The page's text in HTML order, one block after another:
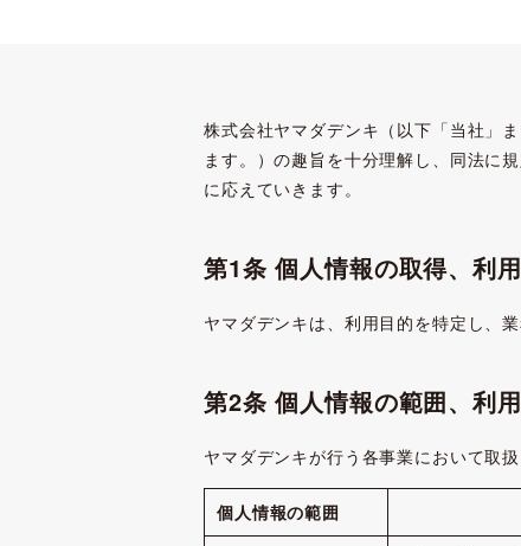
株式会社ヤマダデンキ（以下「当社」
ます。）の趣旨を十分理解し、同法に
に応えていきます。
第1条 個人情報の取得、利
ヤマダデンキは、利用目的を特定し、
第2条 個人情報の範囲、利
ヤマダデンキが行う各事業において取
個人情報の範囲